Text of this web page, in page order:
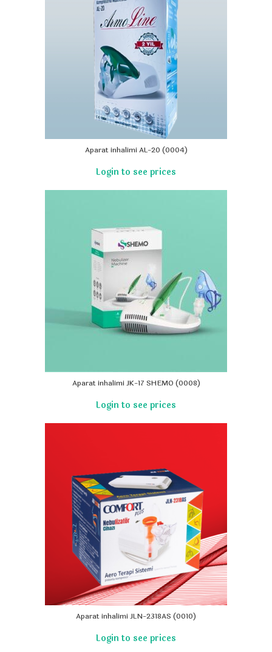
Aparat inhalimi AL-20 (0004)
Aparat inhalimi JK-17 SHEMO (0008)
Aparat inhalimi JLN-2318AS (0010)